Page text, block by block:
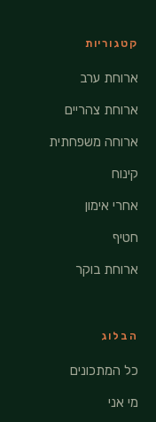
קטגוריות
ארוחת ערב
ארוחת צהריים
ארוחה משפחתית
קינוח
אחרי אימון
חטיף
ארוחת בוקר
הבלוג
כל המתכונים
מי אני